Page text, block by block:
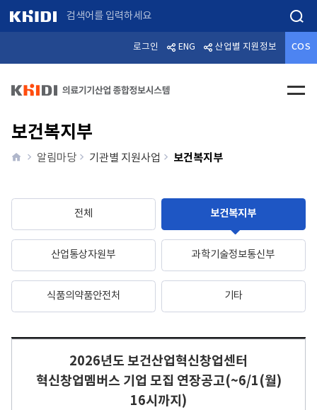
로그인 ENG 산업별 지원정보 COS
전체메
보건복지부
home알림마당 기관별 지원사업 보건복지부
전체 보건복지부
산업통상자원부 과학기술정보통신부
식품의약품안전처 기타
2026년도 보건산업혁신창업센터
혁신창업멤버스 기업 모집 연장공고(~6/1(월)
16시까지)